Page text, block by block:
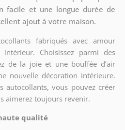
facile et une longue durée de
ajout à votre maison.
fabriqués avec amour
Choisissez parmi des
de la joie et une bouffée d’air
nouvelle décoration intérieure.
autocollants, vous pouvez créer
aimerez toujours revenir.
qualité